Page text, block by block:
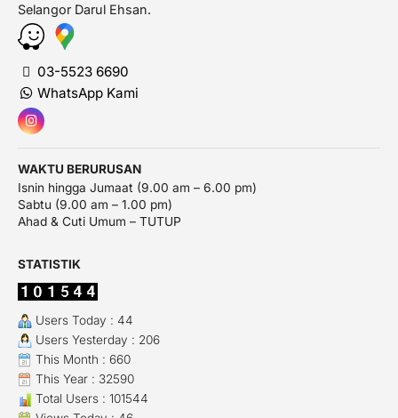
Selangor Darul Ehsan.
03-5523 6690
WhatsApp Kami
WAKTU BERURUSAN
Isnin hingga Jumaat (9.00 am – 6.00 pm)
Sabtu (9.00 am – 1.00 pm)
Ahad & Cuti Umum – TUTUP
STATISTIK
Users Today : 44
Users Yesterday : 206
This Month : 660
This Year : 32590
Total Users : 101544